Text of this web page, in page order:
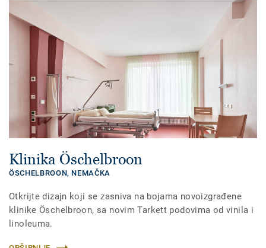
Klinika Öschelbroon
ÖSCHELBROON, NEMAČKA
Otkrijte dizajn koji se zasniva na bojama novoizgrađene
klinike Öschelbroon, sa novim Tarkett podovima od vinila i
linoleuma.